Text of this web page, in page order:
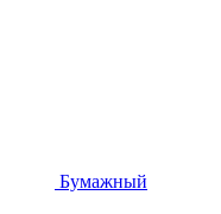
Бумажный